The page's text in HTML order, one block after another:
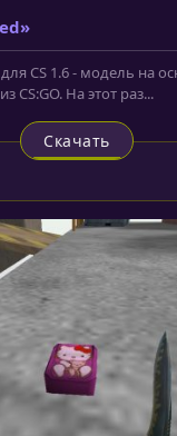
CS 1.6 - модель на
CS:GO. На этот раз...
Скачать